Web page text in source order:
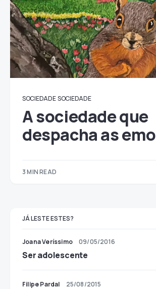
SOCIEDADE SOCIEDADE
A sociedade que
despacha as
3 MIN READ
JÁ LESTE ESTES?
Joana Veríssimo 09/05/2016
Ser adolescente
Filipe Pardal 25/08/2015